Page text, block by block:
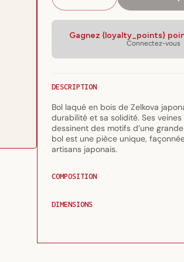
la
de
de
japonais
&quot;matevari&quot;
la
de
japonais
Gagnez {loyalty_points}
Connectez-vous
DESCRIPTION
Bol laqué en bois de Zelkova
durabilité et sa solidité. Ses
dessinent des motifs d’une
bol est une pièce unique,
artisans japonais.
COMPOSITION
DIMENSIONS